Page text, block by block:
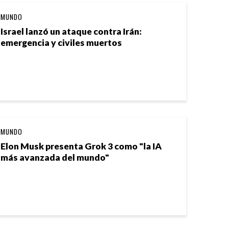
Israel lanzó un ataque contra Irán:
emergencia y civiles muertos
MUNDO
Elon Musk presenta Grok 3 como "la IA
más avanzada del mundo"
MUNDO